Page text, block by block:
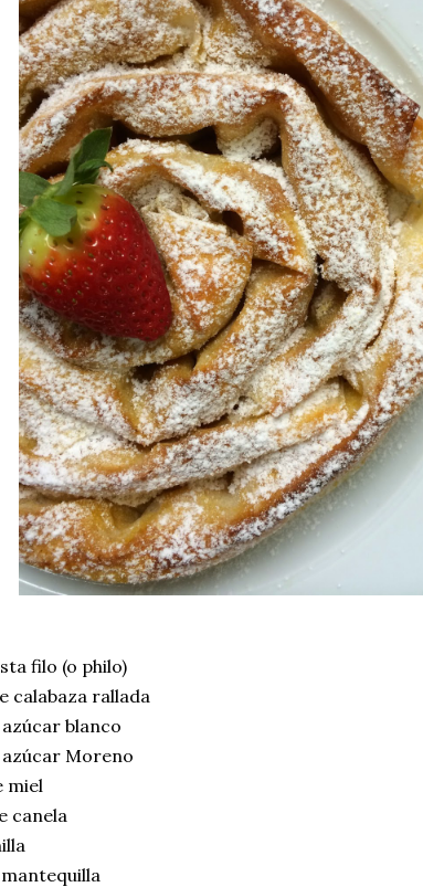
filo (o philo)
calabaza rallada
blanco
Moreno
miel
canela